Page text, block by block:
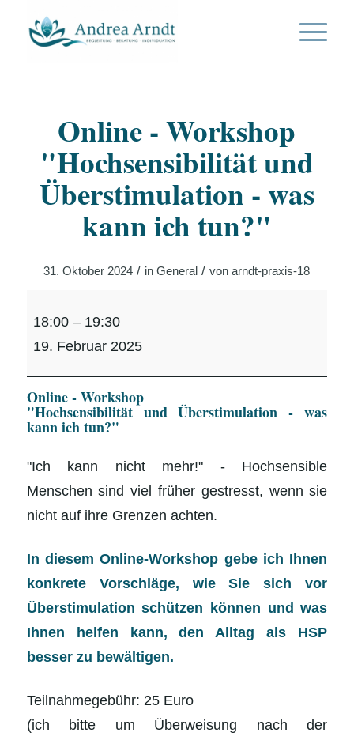
Online - Workshop
"Hochsensibilität und
Überstimulation - was
kann ich tun?"
31. Oktober 2024 / inGeneral / vonarndt-praxis-18
Workshop
"Hochsensibilität
und
Überstimulation
was
kann
ich
18:00 – 19:30
19. Februar 2025
Online - Workshop
"Hochsensibilität und Überstimulation - was
kann ich tun?"
"Ich kann nicht mehr!" - Hochsensible
Menschen sind viel früher gestresst, wenn sie
nicht auf ihre Grenzen achten.
In diesem Online-Workshop gebe ich Ihnen
konkrete Vorschläge, wie Sie sich vor
Überstimulation schützen können und was
Ihnen helfen kann, den Alltag als HSP
besser zu bewältigen.
Teilnahmegebühr: 25 Euro
(ich bitte um Überweisung nach der